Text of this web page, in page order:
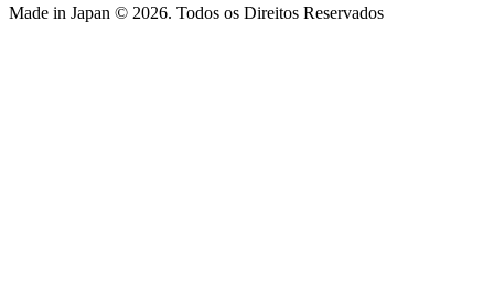
Made in Japan © 2026. Todos os Direitos Reservados